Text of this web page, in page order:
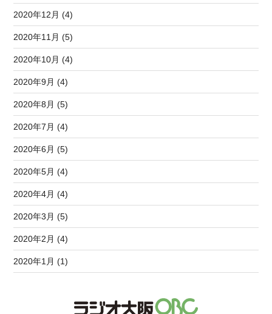
2020年12月 (4)
2020年11月 (5)
2020年10月 (4)
2020年9月 (4)
2020年8月 (5)
2020年7月 (4)
2020年6月 (5)
2020年5月 (4)
2020年4月 (4)
2020年3月 (5)
2020年2月 (4)
2020年1月 (1)